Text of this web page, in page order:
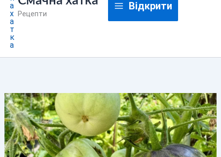
Рецепти
Відкрити